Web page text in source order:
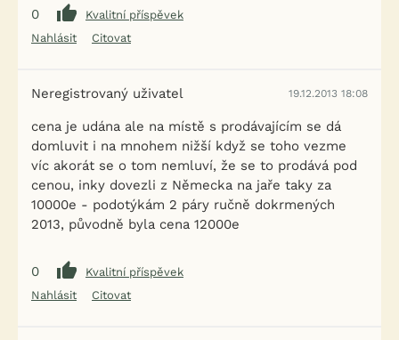
0
Kvalitní příspěvek
Nahlásit
Citovat
Neregistrovaný uživatel 19.12.2013 18:08
cena je udána ale na místě s prodávajícím se dá
domluvit i na mnohem nižší když se toho vezme
víc akorát se o tom nemluví, že se to prodává pod
cenou, inky dovezli z Německa na jaře taky za
10000e - podotýkám 2 páry ručně dokrmených
2013, původně byla cena 12000e
0
Kvalitní příspěvek
Nahlásit
Citovat